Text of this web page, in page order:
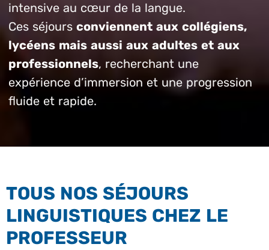
intensive au cœur de la langue.
Ces séjours conviennent aux collégiens,
lycéens mais aussi aux adultes et aux
professionnels, recherchant une
expérience d’immersion et une progression
fluide et rapide.
TOUS NOS SÉJOURS
LINGUISTIQUES CHEZ LE
PROFESSEUR